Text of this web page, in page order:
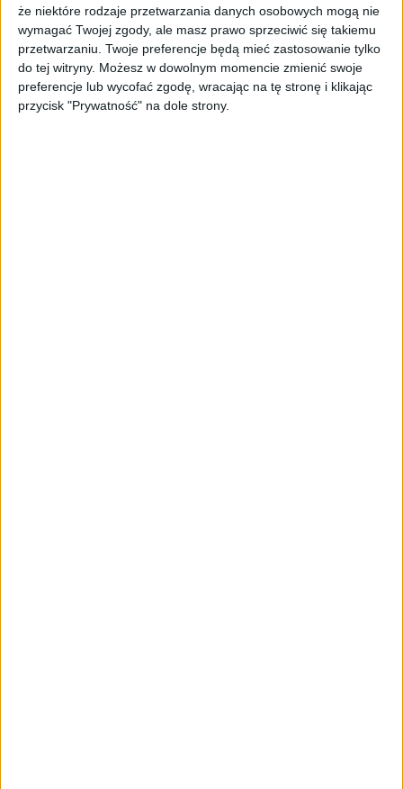
że niektóre rodzaje przetwarzania danych osobowych mogą nie
wymagać Twojej zgody, ale masz prawo sprzeciwić się takiemu
przetwarzaniu. Twoje preferencje będą mieć zastosowanie tylko
do tej witryny. Możesz w dowolnym momencie zmienić swoje
preferencje lub wycofać zgodę, wracając na tę stronę i klikając
przycisk "Prywatność" na dole strony.
Zawieszone mają być układy zbiorowe,
porozumienia ze stroną pracowników czy
programy dobrowolonych odejść. Pracodawca
będize mógłwysłać pracowników na zaległy
urlop (do 30 dni) oraz na ten za obceny ro